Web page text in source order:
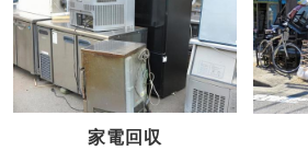
家電回収